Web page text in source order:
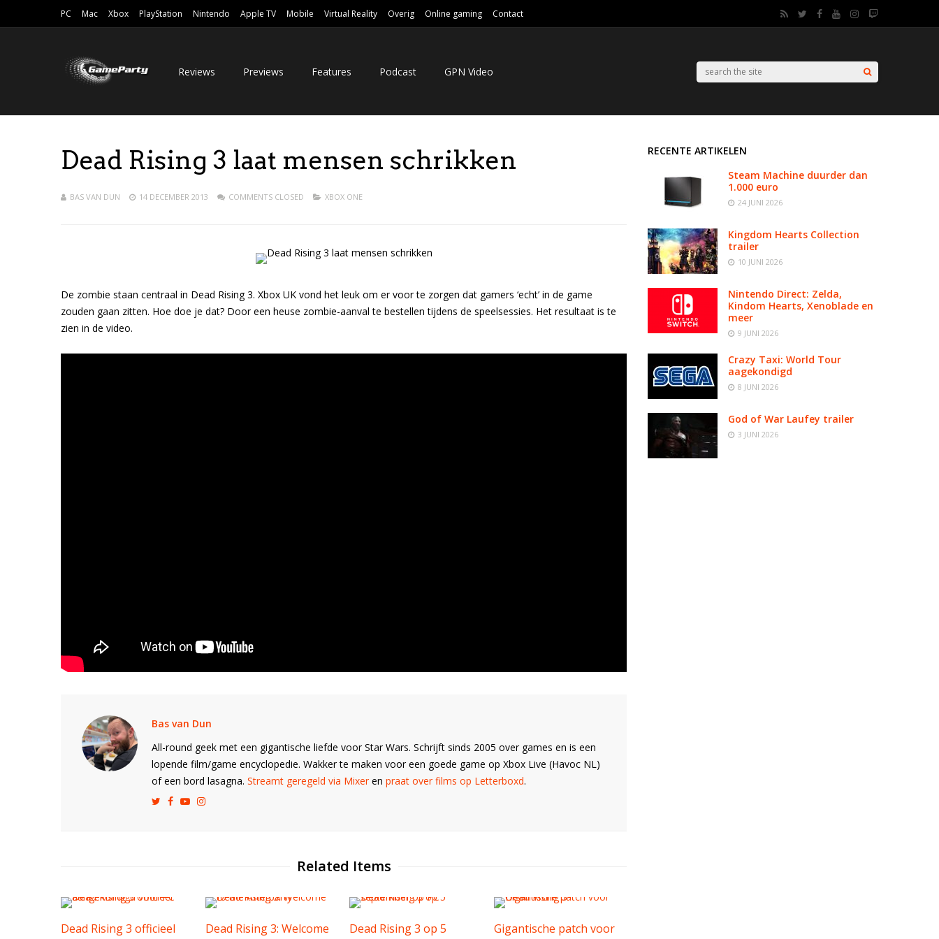
PC Mac Xbox PlayStation Nintendo Apple TV Mobile Virtual Reality Overig Online gaming Contact
Reviews Previews Features Podcast GPN Video
Dead Rising 3 laat mensen schrikken
BAS VAN DUN 14 DECEMBER 2013 COMMENTS CLOSED XBOX ONE
De zombie staan centraal in Dead Rising 3. Xbox UK vond het leuk om er voor te zorgen dat gamers ‘echt’ in de game
zouden gaan zitten. Hoe doe je dat? Door een heuse zombie-aanval te bestellen tijdens de speelsessies. Het resultaat is te
zien in de video.
Bas van Dun
All-round geek met een gigantische liefde voor Star Wars. Schrijft sinds 2005 over games en is een
lopende film/game encyclopedie. Wakker te maken voor een goede game op Xbox Live (Havoc NL)
of een bord lasagna. Streamt geregeld via Mixeren praat over films op Letterboxd.
Related Items
Dead Rising 3 officieel
Dead Rising 3: Welcome
Dead Rising 3 op 5
Gigantische patch voor
RECENTE ARTIKELEN
Steam Machine duurder dan
1.000 euro
24 JUNI 2026
Kingdom Hearts Collection
trailer
10 JUNI 2026
Nintendo Direct: Zelda,
Kindom Hearts, Xenoblade en
meer
9 JUNI 2026
Crazy Taxi: World Tour
aagekondigd
8 JUNI 2026
God of War Laufey trailer
3 JUNI 2026